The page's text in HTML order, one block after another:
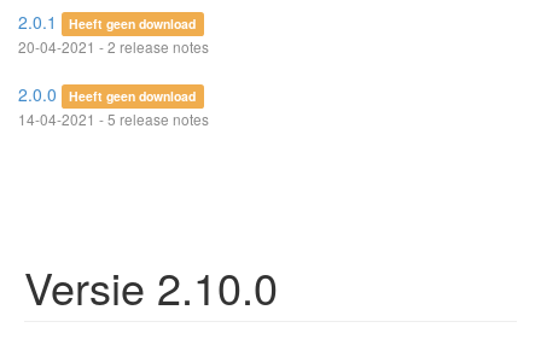
2.0.1 Heeft geen download
20-04-2021 - 2 release notes
2.0.0 Heeft geen download
14-04-2021 - 5 release notes
Versie 2.10.0